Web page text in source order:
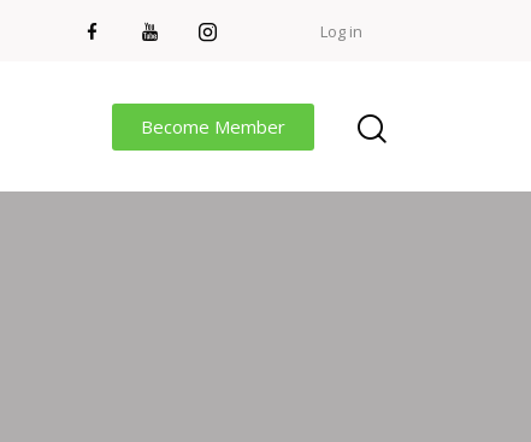
Log in
Become Member